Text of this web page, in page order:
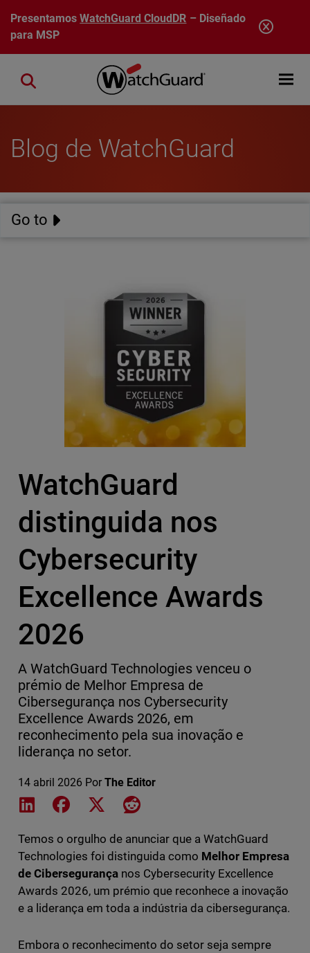
Pasar al contenido principal
PresentamosWatchGuard CloudDR – Diseñado
para MSP
Open
Close search
Blog de WatchGuard
Go to
WatchGuard
distinguida nos
Cybersecurity
Excellence Awards
2026
A WatchGuard Technologies venceu o
prémio de Melhor Empresa de
Cibersegurança nos Cybersecurity
Excellence Awards 2026, em
reconhecimento pela sua inovação e
liderança no setor.
14 abril 2026 Por The Editor
Share on LinkedIn
Share on Facebook
Share on XShare on Reddit
Temos o orgulho de anunciar que a WatchGuard
Technologies foi distinguida como Melhor Empresa
de Cibersegurançanos Cybersecurity Excellence
Awards 2026, um prémio que reconhece a inovação
e a liderança em toda a indústria da cibersegurança.
Embora o reconhecimento do setor seja sempre